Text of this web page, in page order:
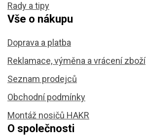
Rady a tipy
Vše o nákupu
Doprava a platba
Reklamace, výměna a vrácení zboží
Seznam prodejců
Obchodní podmínky
Montáž nosičů HAKR
O společnosti